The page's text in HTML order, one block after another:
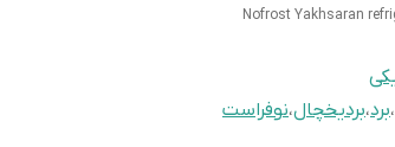
Nofrost Yakhsaran
،برد،بردیخچال،نوفراست